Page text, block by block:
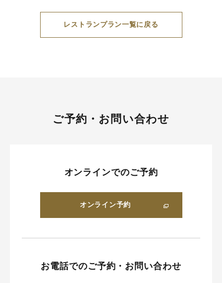
レストランプラン一覧に戻る
ご予約・お問い合わせ
オンラインでのご予約
オンライン予約
お電話でのご予約・お問い合わせ